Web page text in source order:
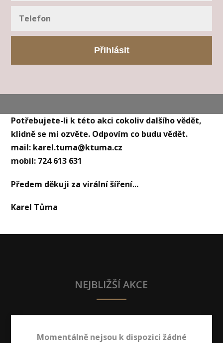
Přihlásit
Potřebujete-li k této akci cokoliv dalšího vědět,
klidně se mi ozvěte. Odpovím co budu vědět.
mail: karel.tuma@ktuma.cz
mobil: 724 613 631
Předem děkuji za virální šíření...
Karel Tůma
NEJBLIŽŠÍ AKCE
Momentálně nejsou k dispozici žádné